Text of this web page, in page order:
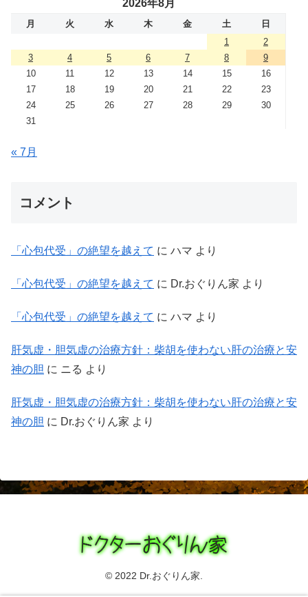
2026年8月
月 火 水 木 金 土
日
1
2
3
4 5 6 7 8
9
10
11 12 13 14 15
16
17
18 19 20 21 22
23
24
25 26 27 28 29
30
31
« 7月
コメント
「心包代受」の絶望を越えて に ハマ より
「心包代受」の絶望を越えて に Dr.おぐりん家 より
「心包代受」の絶望を越えて に ハマ より
肝気虚・胆気虚の治療方針：柴胡を使わない肝の治療と安
神の胆 に ニる より
肝気虚・胆気虚の治療方針：柴胡を使わない肝の治療と安
神の胆 に Dr.おぐりん家 より
© 2022 Dr.おぐりん家.